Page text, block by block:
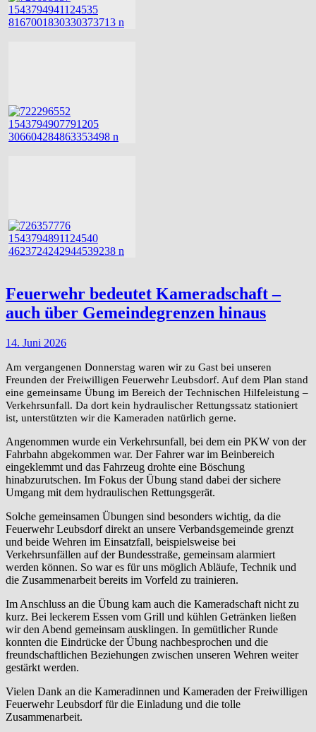
Feuerwehr bedeutet Kameradschaft –
auch über Gemeindegrenzen hinaus
14. Juni 2026
Am vergangenen Donnerstag waren wir zu Gast bei unseren
Freunden der Freiwilligen Feuerwehr Leubsdorf. Auf dem Plan stand
eine gemeinsame Übung im Bereich der Technischen Hilfeleistung –
Verkehrsunfall. Da dort kein hydraulischer Rettungssatz stationiert
ist, unterstützten wir die Kameraden natürlich gerne.
Angenommen wurde ein Verkehrsunfall, bei dem ein PKW von der
Fahrbahn abgekommen war. Der Fahrer war im Beinbereich
eingeklemmt und das Fahrzeug drohte eine Böschung
hinabzurutschen. Im Fokus der Übung stand dabei der sichere
Umgang mit dem hydraulischen Rettungsgerät.
Solche gemeinsamen Übungen sind besonders wichtig, da die
Feuerwehr Leubsdorf direkt an unsere Verbandsgemeinde grenzt
und beide Wehren im Einsatzfall, beispielsweise bei
Verkehrsunfällen auf der Bundesstraße, gemeinsam alarmiert
werden können. So war es für uns möglich Abläufe, Technik und
die Zusammenarbeit bereits im Vorfeld zu trainieren.
Im Anschluss an die Übung kam auch die Kameradschaft nicht zu
kurz. Bei leckerem Essen vom Grill und kühlen Getränken ließen
wir den Abend gemeinsam ausklingen. In gemütlicher Runde
konnten die Eindrücke der Übung nachbesprochen und die
freundschaftlichen Beziehungen zwischen unseren Wehren weiter
gestärkt werden.
Vielen Dank an die Kameradinnen und Kameraden der Freiwilligen
Feuerwehr Leubsdorf für die Einladung und die tolle
Zusammenarbeit.